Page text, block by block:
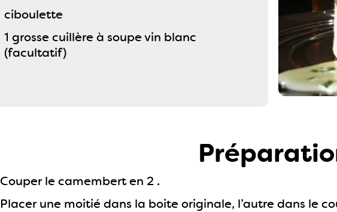
ciboulette
1 grosse cuillère à soupe vin blanc
(facultatif)
Couper le camembert en 2 .
Placer une moitié dans la boite originale, l’autre dans le